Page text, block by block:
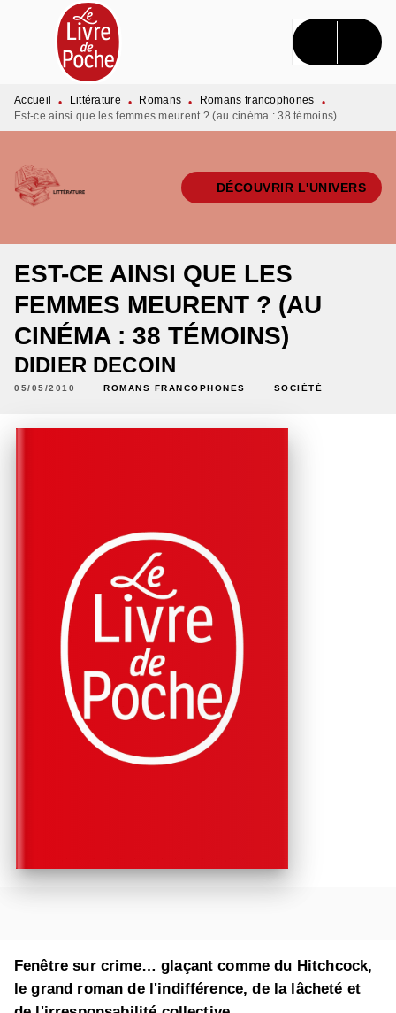
MENU RECHERCHE CONTENU
PIED DE PAGE
Accueil • Littérature • Romans • Romans francophones
•
Est-ce ainsi que les femmes meurent ? (au cinéma : 38 témoins)
DÉCOUVRIR L'UNIVERS
EST-CE AINSI QUE LES
FEMMES MEURENT ? (AU
CINÉMA : 38 TÉMOINS)
DIDIER DECOIN
05/05/2010 ROMANS FRANCOPHONES SOCIÉTÉ
Fenêtre sur crime… glaçant comme du Hitchcock,
le grand roman de l'indifférence, de la lâcheté et